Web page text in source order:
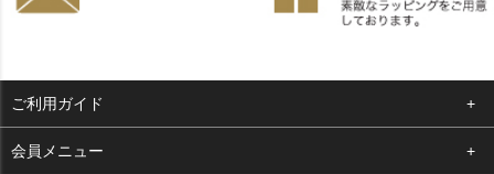
ご利用ガイド
よくある質問
会員メニュー